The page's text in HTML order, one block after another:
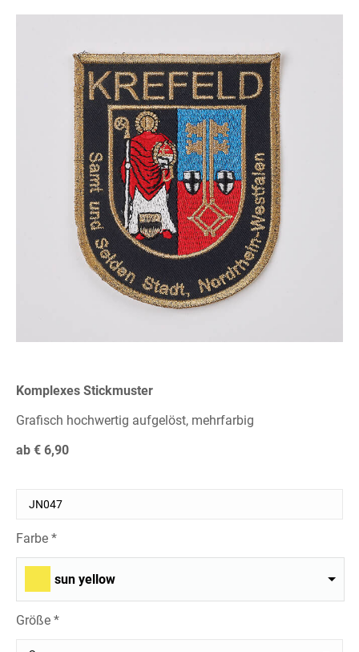
Komplexes Stickmuster
Grafisch hochwertig aufgelöst, mehrfarbig
ab € 6,90
Farbe *
sun yellow
Größe *